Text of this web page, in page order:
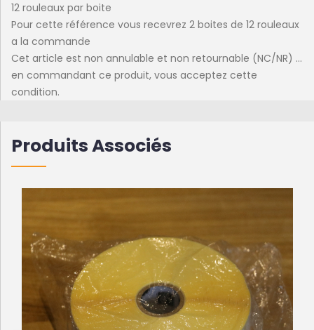
12 rouleaux par boite
Pour cette référence vous recevrez 2 boites de 12 rouleaux
a la commande
Cet article est non annulable et non retournable (NC/NR) ...
en commandant ce produit, vous acceptez cette
condition.
Produits Associés